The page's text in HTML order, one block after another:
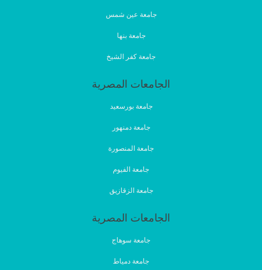
جامعة عين شمس
جامعة بنها
جامعة كفر الشيخ
الجامعات المصرية
جامعة بورسعيد
جامعة دمنهور
جامعة المنصورة
جامعة الفيوم
جامعة الزقازيق
الجامعات المصرية
جامعة سوهاج
جامعة دمياط